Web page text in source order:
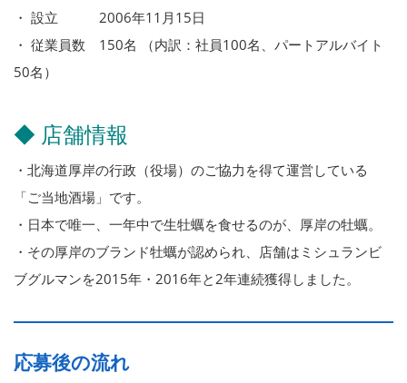
・ 設立 2006年11月15日
・ 従業員数 150名 （内訳：社員100名、パートアルバイト
50名）
◆ 店舗情報
・北海道厚岸の行政（役場）のご協力を得て運営している
「ご当地酒場」です。
・日本で唯一、一年中で生牡蠣を食せるのが、厚岸の牡蠣。
・その厚岸のブランド牡蠣が認められ、店舗はミシュランビ
ブグルマンを2015年・2016年と2年連続獲得しました。
応募後の流れ